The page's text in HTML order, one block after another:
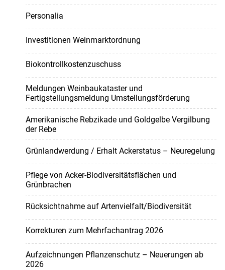
Personalia
Investitionen Weinmarktordnung
Biokontrollkostenzuschuss
Meldungen Weinbaukataster und
Fertigstellungsmeldung Umstellungsförderung
Amerikanische Rebzikade und Goldgelbe Vergilbung
der Rebe
Grünlandwerdung / Erhalt Ackerstatus – Neuregelung
Pflege von Acker-Biodiversitätsflächen und
Grünbrachen
Rücksichtnahme auf Artenvielfalt/Biodiversität
Korrekturen zum Mehrfachantrag 2026
Aufzeichnungen Pflanzenschutz – Neuerungen ab
2026